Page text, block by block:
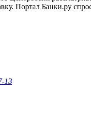
Портал Банки.ру
13